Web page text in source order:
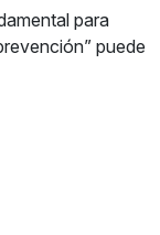
para
puede